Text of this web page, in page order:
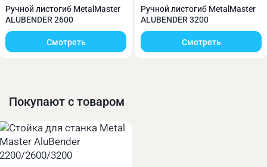
Листогибочный станок ALUBENDER 2200
представляет собой классическую линейку
мобильных алюминиевых непроходных
580 мм.
Ручной листогиб MetalMaster
ALUBENDER 2600
Смотреть
Ручной листогиб MetalMaster
ALUBENDER 3200
Смотреть
Покупают с товаром